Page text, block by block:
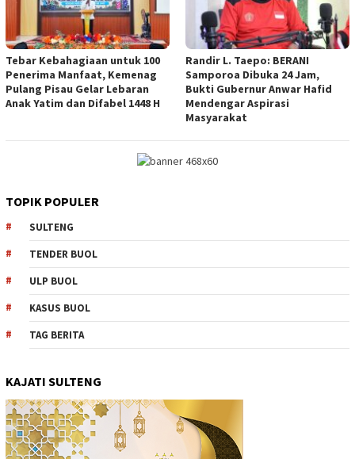
Tebar Kebahagiaan untuk 100
Penerima Manfaat, Kemenag
Pulang Pisau Gelar Lebaran
Anak Yatim dan Difabel 1448 H
Randir L. Taepo: BERANI
Samporoa Dibuka 24 Jam,
Bukti Gubernur Anwar Hafid
Mendengar Aspirasi
Masyarakat
TOPIK POPULER
SULTENG
TENDER BUOL
ULP BUOL
KASUS BUOL
TAG BERITA
KAJATI SULTENG